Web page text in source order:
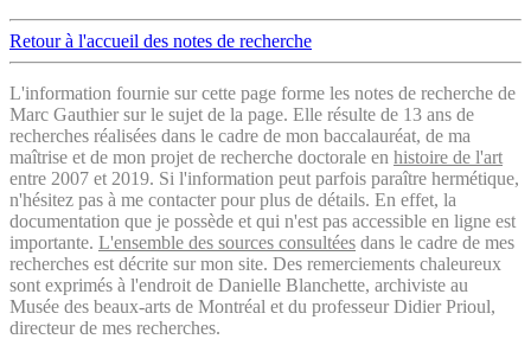
Retour à l'accueil des notes de recherche
L'information fournie sur cette page forme les notes de recherche de
Marc Gauthier sur le sujet de la page. Elle résulte de 13 ans de
recherches réalisées dans le cadre de mon baccalauréat, de ma
maîtrise et de mon projet de recherche doctorale en histoire de l'art
entre 2007 et 2019. Si l'information peut parfois paraître hermétique,
n'hésitez pas à me contacter pour plus de détails. En effet, la
documentation que je possède et qui n'est pas accessible en ligne est
importante. L'ensemble des sources consultées dans le cadre de mes
recherches est décrite sur mon site. Des remerciements chaleureux
sont exprimés à l'endroit de Danielle Blanchette, archiviste au
Musée des beaux-arts de Montréal et du professeur Didier Prioul,
directeur de mes recherches.